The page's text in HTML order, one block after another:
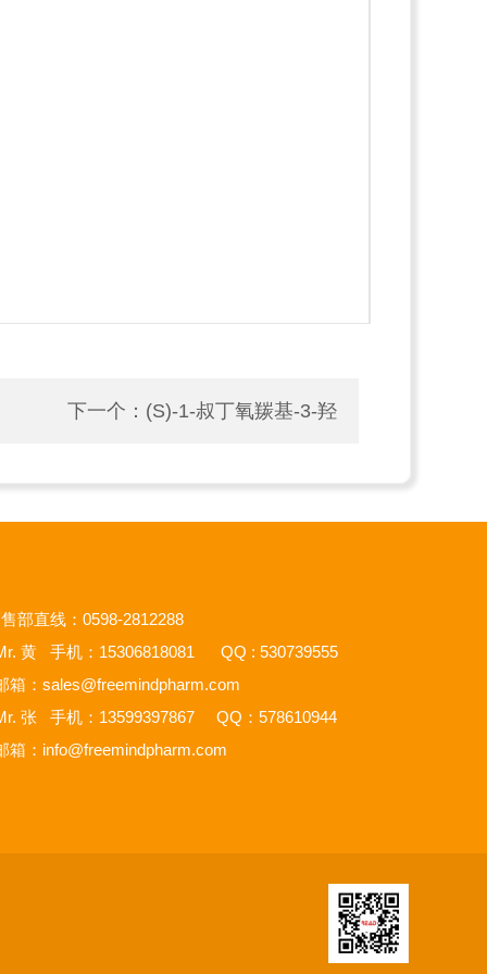
下一个： (S)-1-叔丁氧羰基-3-羟
部直线：0598-2812288
黄 手机：15306818081 QQ : 530739555
： sales@freemindpharm.com
张 手机：13599397867 QQ：578610944
： info@freemindpharm.com